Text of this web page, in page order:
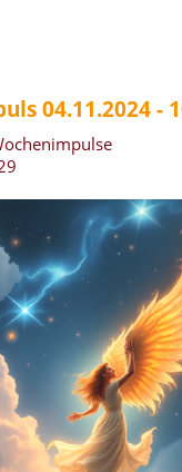
04.11.2024 -